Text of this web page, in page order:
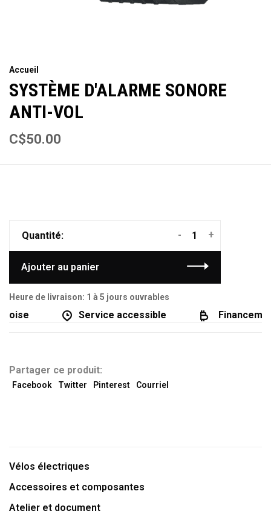
Accueil
SYSTÈME D'ALARME SONORE
ANTI-VOL
C$50.00
Quantité: +
-
Ajouter au panier
Heure de livraison: 1 à 5 jours ouvrables
Service accessible
Partager ce produit:
Facebook Twitter Pinterest Courriel
Vélos électriques
Accessoires et composantes
Atelier et document